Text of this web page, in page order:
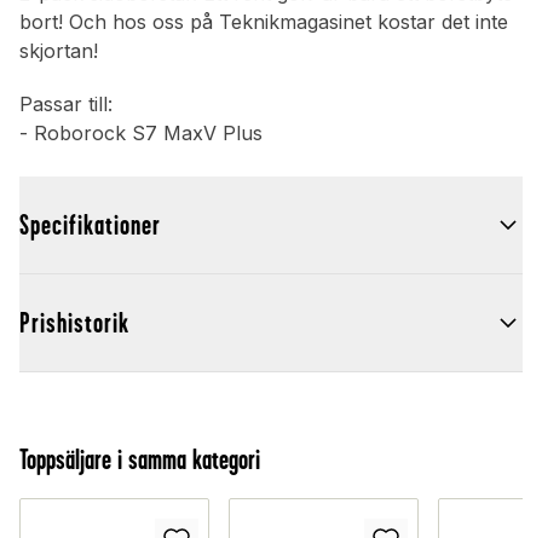
bort! Och hos oss på Teknikmagasinet kostar det inte
skjortan!
Passar till:
- Roborock S7 MaxV Plus
Specifikationer
Prishistorik
Toppsäljare i samma kategori